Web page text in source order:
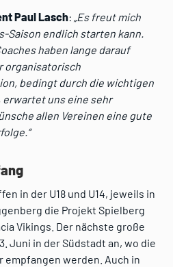
Paul Lasch: „Es freut mich
Saison endlich starten kann.
haben lange darauf
organisatorisch
bedingt durch die wichtigen
erwartet uns eine sehr
allen Vereinen eine gute
in der U18 und U14, jeweils in
die Projekt Spielberg
Vikings. Der nächste große
Juni in der Südstadt an, wo die
empfangen werden. Auch in